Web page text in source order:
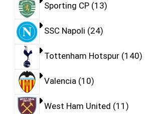
Sporting CP 13
SSC Napoli 24
Tottenham Hotspur 140
Valencia 10
West Ham United 11